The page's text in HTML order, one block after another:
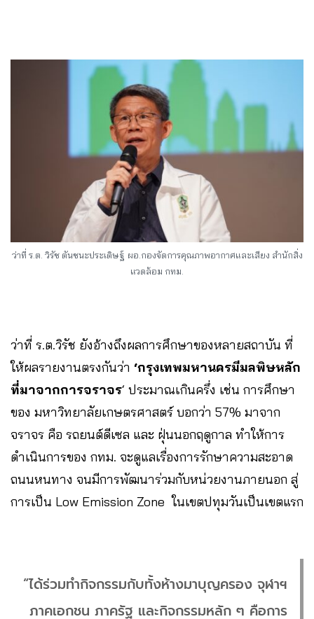
ว่าที่ ร.ต. วิรัช ตันชนะประเดิษฐ์ ผอ.กองจัดการคุณภาพอากาศและเสียง สำนักสิ่ง
แวดล้อม กทม.
ว่าที่ ร.ต.วิรัช ยังอ้างถึงผลการศึกษาของหลายสถาบัน ที่
ให้ผลรายงานตรงกันว่า ‘กรุงเทพมหานครมีมลพิษหลัก
ที่มาจากการจราจร‘ ประมาณเกินครึ่ง เช่น การศึกษา
ของ มหาวิทยาลัยเกษตรศาสตร์ บอกว่า 57% มาจาก
จราจร คือ รถยนต์ดีเซล และ ฝุ่นนอกฤดูกาล ทำให้การ
ดำเนินการของ กทม. จะดูแลเรื่องการรักษาความสะอาด
ถนนหนทาง จนมีการพัฒนาร่วมกับหน่วยงานภายนอก สู่
การเป็น Low Emission Zone ในเขตปทุมวันเป็นเขตแรก
“ได้ร่วมทำกิจกรรมกับทั้งห้างมาบุญครอง จุฬาฯ
ภาคเอกชน ภาครัฐ และกิจกรรมหลัก ๆ คือการ